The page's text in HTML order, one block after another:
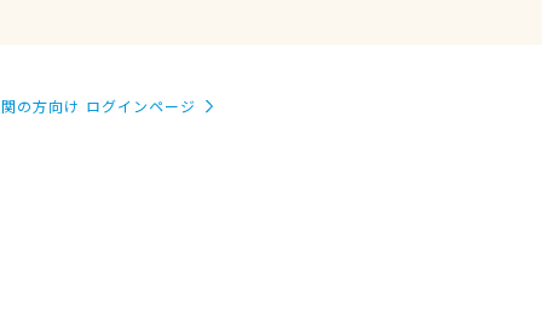
の方向け ログインページ